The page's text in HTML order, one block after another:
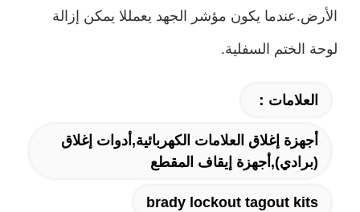
الأرض.عندما يكون مؤشر الجهد يعمللا يمكن إزالة
لوحة الختم السفلية.
العلامات：
أجهزة إغلاق العلامات الكهربائية,أدوات إغلاق
(برادي),أجهزة إيقاف المقطع
brady lockout tagout kits